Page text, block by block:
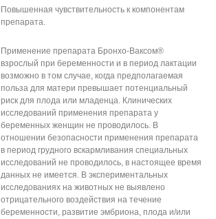
Повышенная чувствительность к компонентам
препарата.
Применение препарата Бронхо-Ваксом®
взрослый при беременности и в период лактации
возможно в том случае, когда предполагаемая
польза для матери превышает потенциальный
риск для плода или младенца. Клинических
исследований применения препарата у
беременных женщин не проводилось. В
отношении безопасности применения препарата
в период грудного вскармливания специальных
исследований не проводилось, в настоящее время
данных не имеется. В экспериментальных
исследованиях на животных не выявлено
отрицательного воздействия на течение
беременности, развитие эмбриона, плода и/или